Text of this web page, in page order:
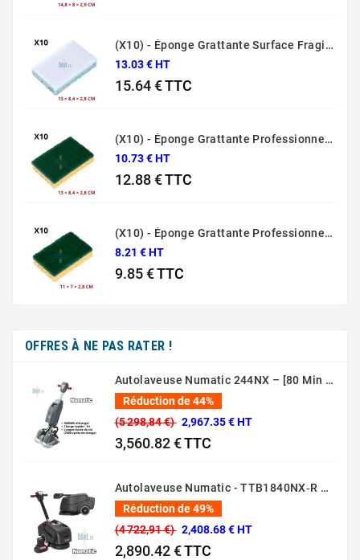
(X10) - Éponge Grattante Surface Fragile Bleue Sponrex 79
13.03 € HT
15.64 €TTC
(X10) - Éponge Grattante Professionnelle Sponrex 74
10.73 € HT
12.88 €TTC
(X10) - Éponge Grattante Professionnelle Sponrex 52
8.21 € HT
9.85 €TTC
OFFRES À NE PAS RATER !
Autolaveuse Numatic 244NX – [80 Min – 44 Cm – 36V]
Réduction de 44%
(5 298,84 €) 2,967.35 € HT
3,560.82 €TTC
Autolaveuse Numatic - TTB1840NX‑R – (Batterie 36 V, 18 L)
Réduction de 49%
(4 722,91 €) 2,408.68 € HT
2,890.42 €TTC